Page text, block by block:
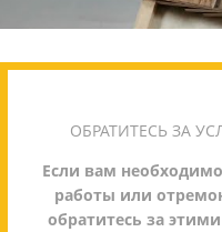
ОБРАТИТЕСЬ ЗА
Если вам
работы или
обратитесь за